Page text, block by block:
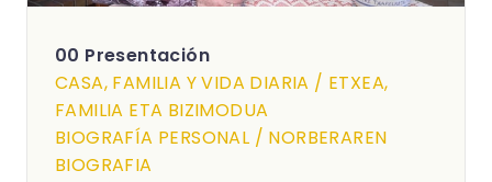
00 Presentación
CASA, FAMILIA Y VIDA DIARIA / ETXEA,
FAMILIA ETA BIZIMODUA
BIOGRAFÍA PERSONAL / NORBERAREN
BIOGRAFIA